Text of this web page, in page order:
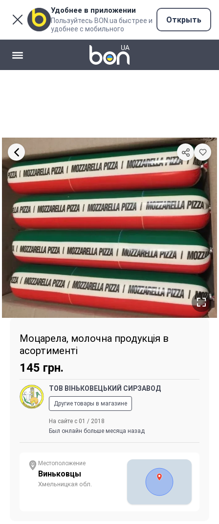
Удобнее в приложении
Пользуйтесь BON.ua быстрее и
удобнее с мобильного
Открыть
Моцарела, молочна продукція в
асортименті
145 грн.
ТОВ ВІНЬКОВЕЦЬКИЙ СИРЗАВОД
Другие товары в магазине
На сайте с 01 / 2018
Был онлайн больше месяца назад
Местоположение
Виньковцы
Хмельницкая обл.